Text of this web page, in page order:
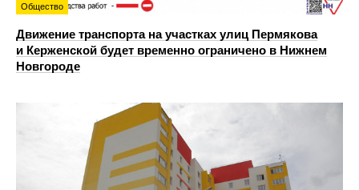
Общество
Движение транспорта на участках улиц Пермякова
и Керженской будет временно ограничено в Нижнем
Новгороде